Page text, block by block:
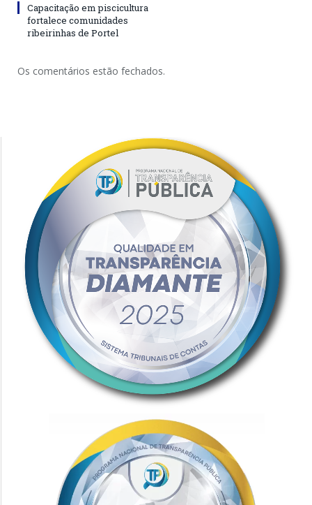
Capacitação em piscicultura
fortalece comunidades
ribeirinhas de Portel
Os comentários estão fechados.